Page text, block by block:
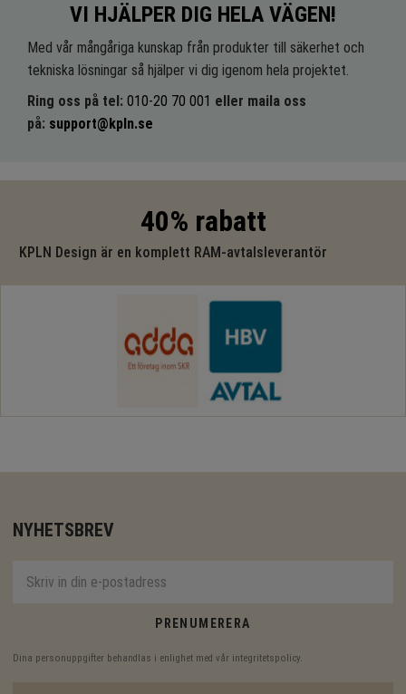
VI HJÄLPER DIG HELA VÄGEN!
Med vår mångåriga kunskap från produkter till säkerhet och
tekniska lösningar så hjälper vi dig igenom hela projektet.
Ring oss på tel: 010-20 70 001 eller maila oss
på: support@kpln.se
40% rabatt
KPLN Design är en komplett RAM-avtalsleverantör
NYHETSBREV
PRENUMERERA
Dina personuppgifter behandlas i enlighet med vår integritetspolicy